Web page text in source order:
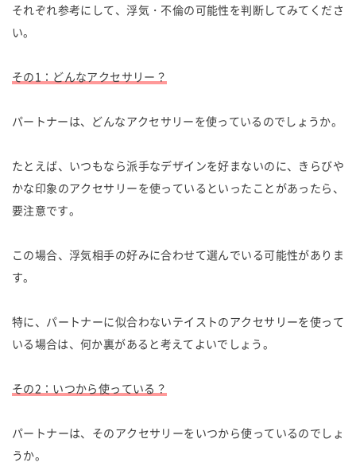
それぞれ参考にして、浮気・不倫の可能性を判断してみてくださ
い。
その1：どんなアクセサリー？
パートナーは、どんなアクセサリーを使っているのでしょうか。
たとえば、いつもなら派手なデザインを好まないのに、きらびや
かな印象のアクセサリーを使っているといったことがあったら、
要注意です。
この場合、浮気相手の好みに合わせて選んでいる可能性がありま
す。
特に、パートナーに似合わないテイストのアクセサリーを使って
いる場合は、何か裏があると考えてよいでしょう。
その2：いつから使っている？
パートナーは、そのアクセサリーをいつから使っているのでしょ
うか。